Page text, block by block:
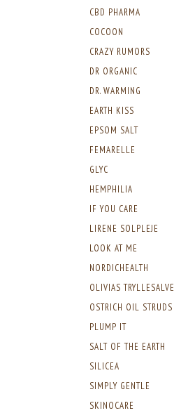
CBD PHARMA
COCOON
CRAZY RUMORS
DR ORGANIC
DR. WARMING
EARTH KISS
EPSOM SALT
FEMARELLE
GLYC
HEMPHILIA
IF YOU CARE
LIRENE SOLPLEJE
LOOK AT ME
NORDICHEALTH
OLIVIAS TRYLLESALVE
OSTRICH OIL STRUDS
PLUMP IT
SALT OF THE EARTH
SILICEA
SIMPLY GENTLE
SKINOCARE